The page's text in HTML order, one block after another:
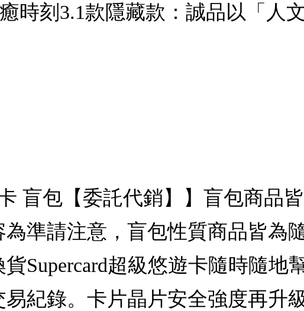
時刻3.1款隱藏款：誠品以「人文
盲包【委託代銷】】盲包商品
準請注意，盲包性質商品皆為
Supercard超級悠遊卡隨時隨地
紀錄。卡片晶片安全強度再升